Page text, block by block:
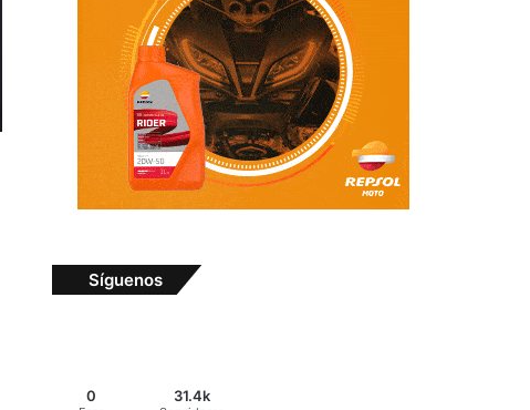
Síguenos
0 31.4k